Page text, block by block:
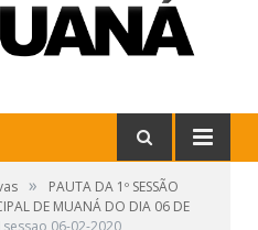
»
PAUTA DA 1º SESSÃO
DE MUANÁ DO DIA 06 DE
06-02-2020